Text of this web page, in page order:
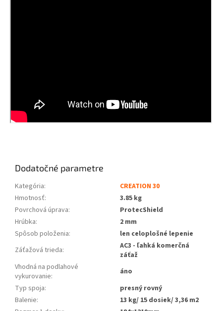
Dodatočné parametre
Kategória:
CREATION 30
Hmotnosť:
3.85 kg
Povrchová úprava:
ProtecShield
Hrúbka:
2 mm
Spôsob položenia:
len celoplošné lepenie
Záťažová trieda:
AC3 - ľahká komerčná
záťaž
Vhodná na podlahové
vykurovanie:
áno
Typ spoja:
presný rovný
Balenie:
13 kg/ 15 dosiek/ 3,36 m2